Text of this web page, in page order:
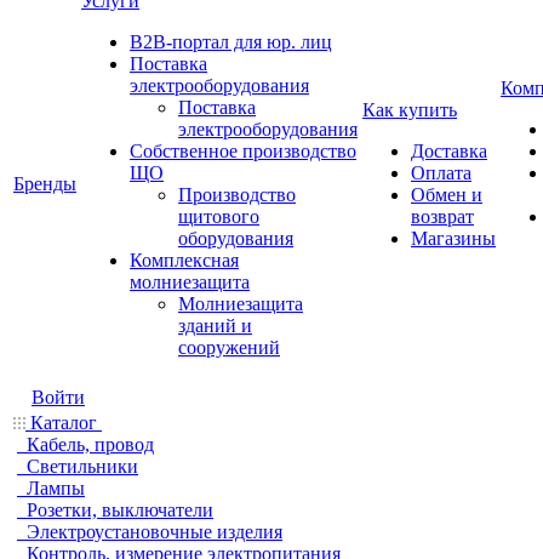
Бренды
B2B-портал для юр. лиц
Поставка
электрооборудования
Поставка
электрооборудования
Собственное производство
ЩО
Производство
щитового
оборудования
Комплексная
молниезащита
Молниезащита
зданий и
сооружений
Как купить
Доставка
Оплата
Обмен и
возврат
Магазины
Войти
Каталог
Кабель, провод
Светильники
Лампы
Розетки, выключатели
Электроустановочные изделия
Контроль, измерение электропитания